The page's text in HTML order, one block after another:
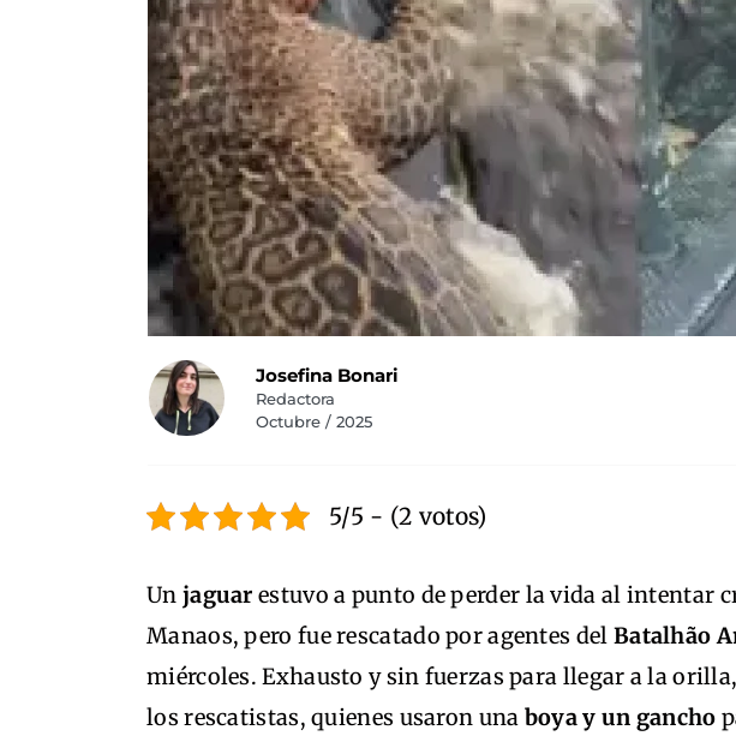
Josefina Bonari
Redactora
Octubre / 2025
5/5 - (2 votos)
Un jaguar estuvo a punto de perder la vida al intentar
Manaos, pero fue rescatado por agentes del Batalhão
miércoles. Exhausto y sin fuerzas para llegar a la
los rescatistas, quienes usaron una boya y un gancho